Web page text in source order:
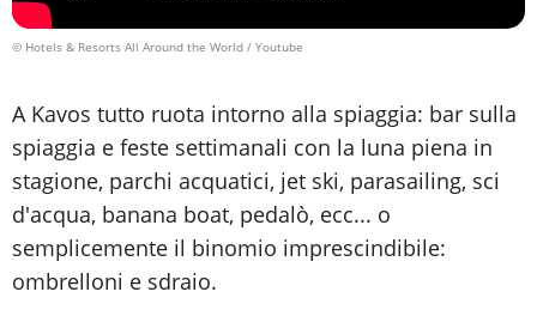
© Hotels & Resorts All Around the World / Youtube
A Kavos tutto ruota intorno alla spiaggia: bar sulla
spiaggia e feste settimanali con la luna piena in
stagione, parchi acquatici, jet ski, parasailing, sci
d'acqua, banana boat, pedalò, ecc... o
semplicemente il binomio imprescindibile:
ombrelloni e sdraio.